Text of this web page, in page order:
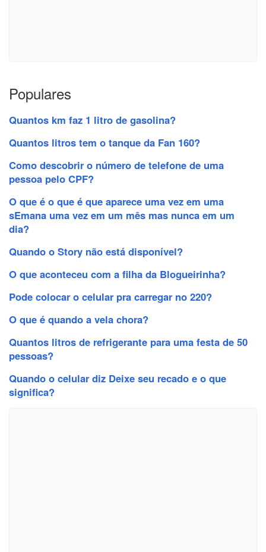
Populares
Quantos km faz 1 litro de gasolina?
Quantos litros tem o tanque da Fan 160?
Como descobrir o número de telefone de uma
pessoa pelo CPF?
O que é o que é que aparece uma vez em uma
sEmana uma vez em um mês mas nunca em um
dia?
Quando o Story não está disponível?
O que aconteceu com a filha da Blogueirinha?
Pode colocar o celular pra carregar no 220?
O que é quando a vela chora?
Quantos litros de refrigerante para uma festa de 50
pessoas?
Quando o celular diz Deixe seu recado e o que
significa?